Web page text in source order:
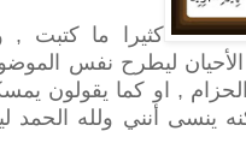
كثيرا ما كتبت ,
ليطرح نفس
, او كما يقولون
ينسى أنني ولله الحمد